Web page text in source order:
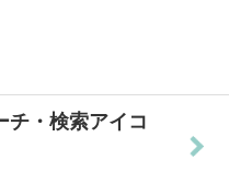
チ・検索アイコ